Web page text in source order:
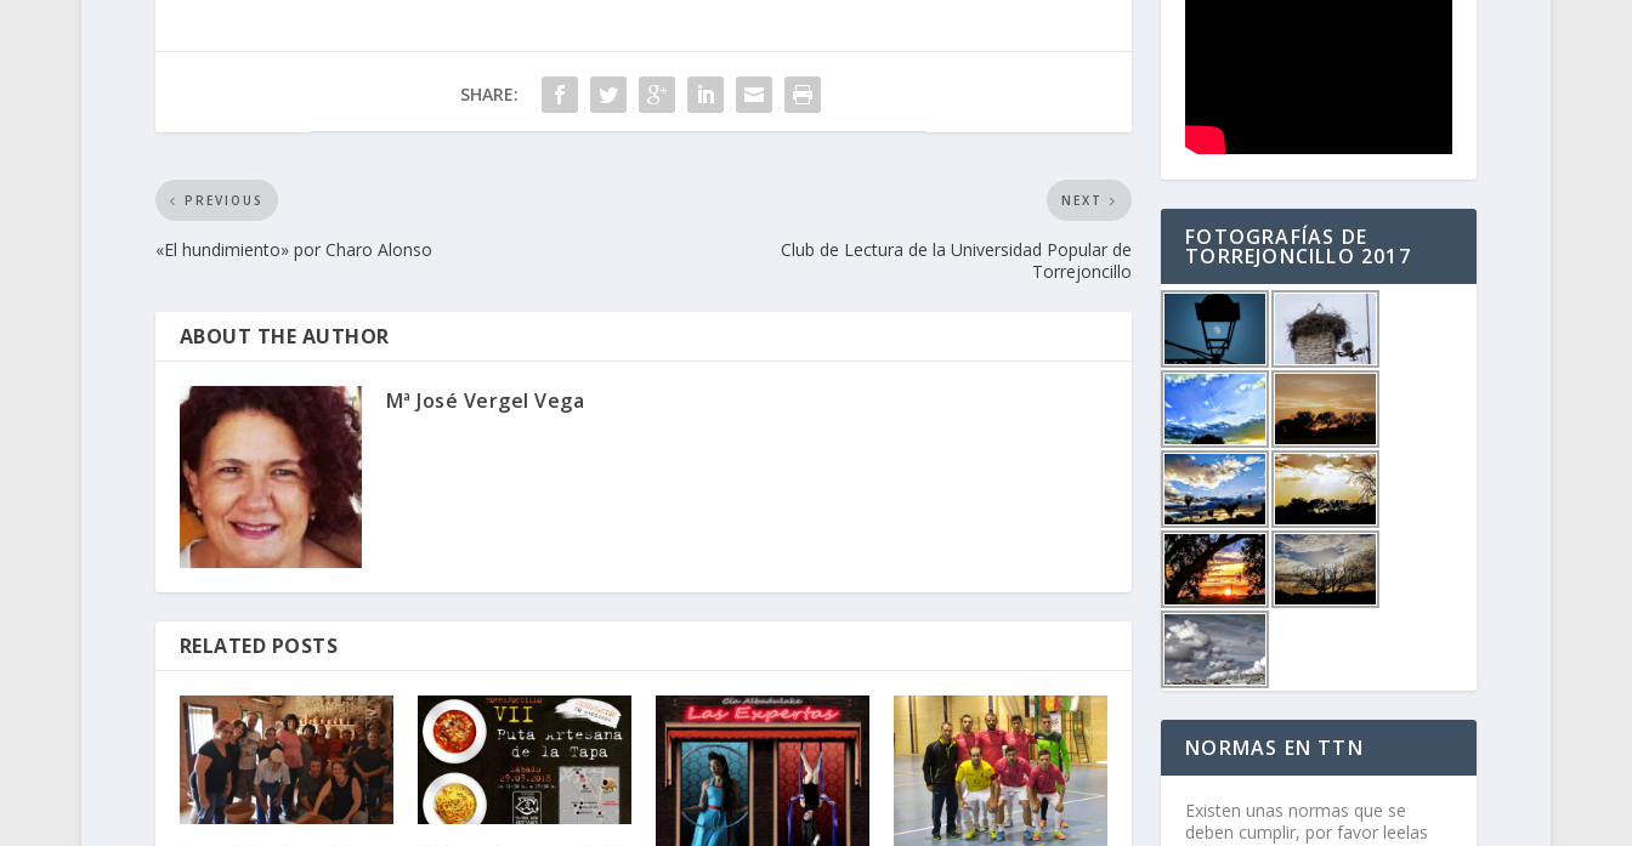
SHARE:
PREVIOUS
«El hundimiento» por Charo Alonso
NEXT
Club de Lectura de la Universidad Popular de
Torrejoncillo
ABOUT THE AUTHOR
Mª José Vergel Vega
RELATED POSTS
FOTOGRAFÍAS DE
TORREJONCILLO 2017
NORMAS EN TTN
Existen unas normas que se
deben cumplir, por favor leelas